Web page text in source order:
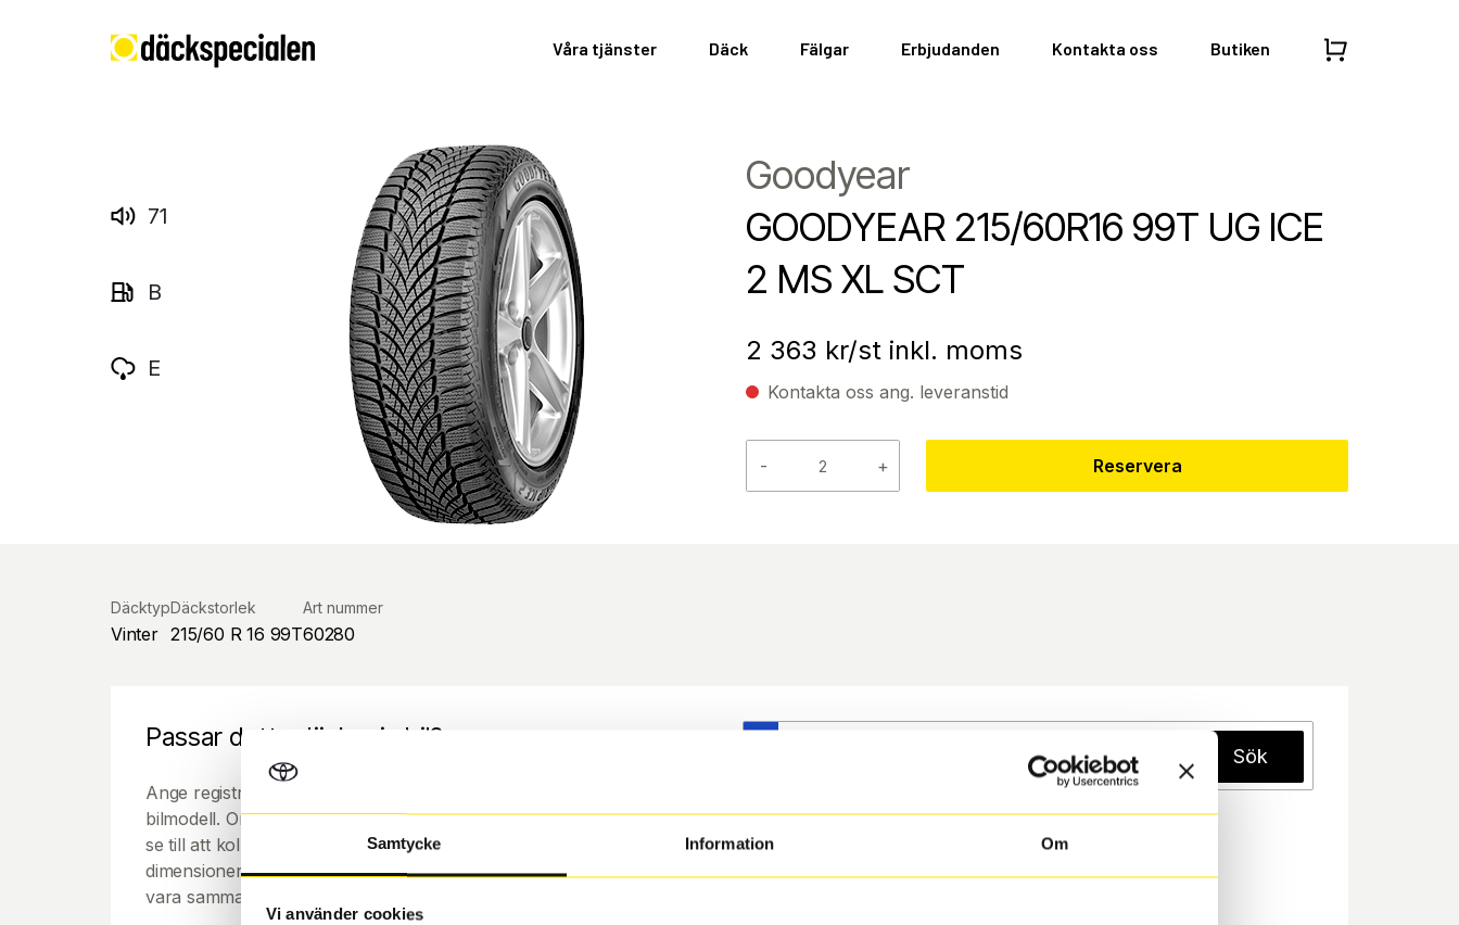
Samtycke Information Om
Vi använder cookies
Våra tjänster Däck Fälgar Erbjudanden Kontakta oss Butiken
71
B
E
Goodyear
GOODYEAR 215/60R16 99T UG ICE
2 MS XL SCT
2 363 kr/st inkl. moms
Kontakta oss ang. leveranstid
- + Reservera
Däcktyp
Vinter
Däckstorlek
215/60 R 16 99T
Art nummer
60280
Passar detta däck min bil?
Ange registreringsnummer för att se om det däck du valt passar din
bilmodell. Om du köper däck som skall sättas på dina befintliga fälgar,
se till att kolla en extra gång så att däck och fälg har samma
dimensioner. Ibland kan fälgen ha bytts ut under årens lopp och inte
vara samma dimension som bilen hade ut från fabrik.
Sök